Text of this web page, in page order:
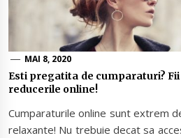
MAI 8, 2020
Esti pregatita de cumparaturi?
reducerile online!
Cumparaturile online sunt extrem
relaxante! Nu trebuie decat sa